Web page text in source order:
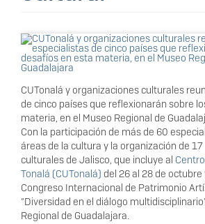
CUTonalá y organizaciones culturales
de cinco países que reflexionarán sobre
materia, en el Museo Regional de
Con la participación de más de 60
áreas de la cultura y la organización de
culturales de Jalisco, que incluye al
Tonalá (CUTonalá) del 26 al 28 de
Congreso Internacional de Patrimonio
“Diversidad en el diálogo
Regional de Guadalajara.